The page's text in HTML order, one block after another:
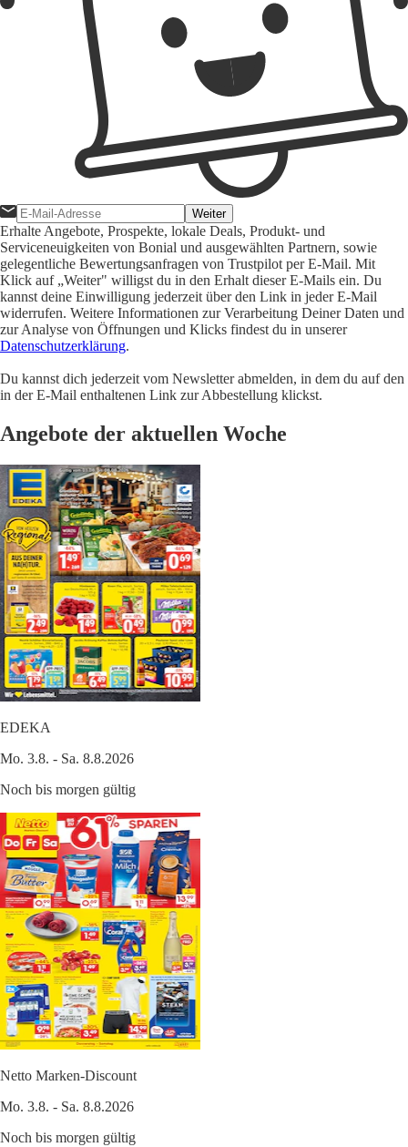
Weiter
Erhalte Angebote, Prospekte, lokale Deals, Produkt- und
Serviceneuigkeiten von Bonial und ausgewählten Partnern, sowie
gelegentliche Bewertungsanfragen von Trustpilot per E-Mail. Mit
Klick auf „Weiter" willigst du in den Erhalt dieser E-Mails ein. Du
kannst deine Einwilligung jederzeit über den Link in jeder E-Mail
widerrufen. Weitere Informationen zur Verarbeitung Deiner Daten und
zur Analyse von Öffnungen und Klicks findest du in unserer
Datenschutzerklärung.
Du kannst dich jederzeit vom Newsletter abmelden, in dem du auf den
in der E-Mail enthaltenen Link zur Abbestellung klickst.
Angebote der aktuellen Woche
EDEKA
Mo. 3.8. - Sa. 8.8.2026
Noch bis morgen gültig
Netto Marken-Discount
Mo. 3.8. - Sa. 8.8.2026
Noch bis morgen gültig